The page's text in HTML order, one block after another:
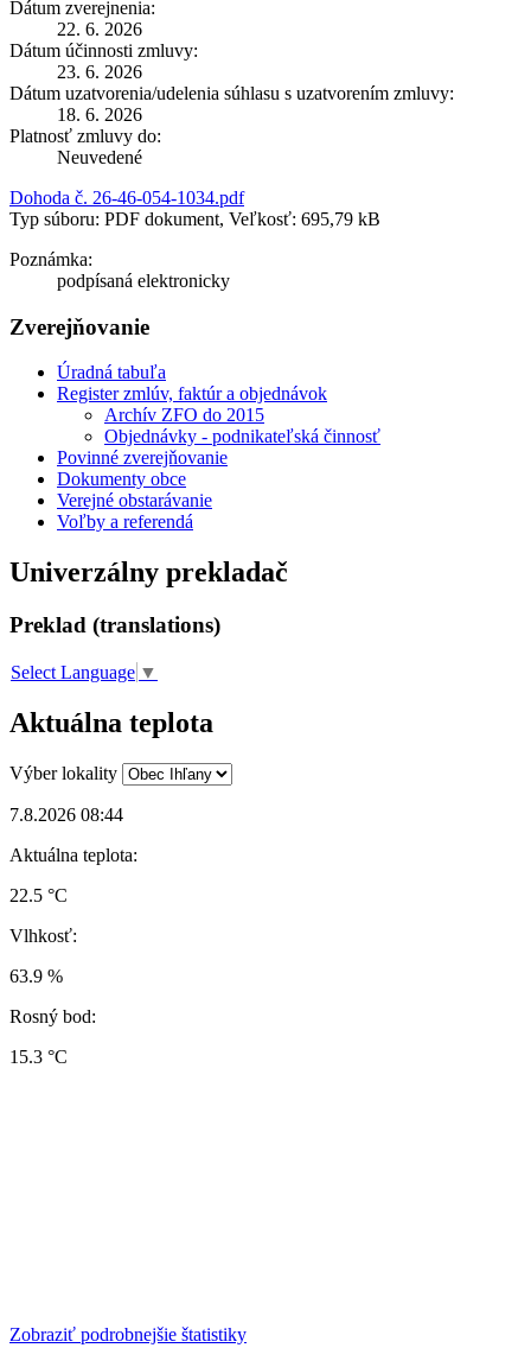
Dátum zverejnenia:
22. 6. 2026
Dátum účinnosti zmluvy:
23. 6. 2026
Dátum uzatvorenia/udelenia súhlasu s uzatvorením zmluvy:
18. 6. 2026
Platnosť zmluvy do:
Neuvedené
Dohoda č. 26-46-054-1034.pdf
Typ súboru: PDF dokument, Veľkosť: 695,79 kB
Poznámka:
podpísaná elektronicky
Zverejňovanie
Úradná tabuľa
Register zmlúv, faktúr a objednávok
Archív ZFO do 2015
Objednávky - podnikateľská činnosť
Povinné zverejňovanie
Dokumenty obce
Verejné obstarávanie
Voľby a referendá
Univerzálny prekladač
Preklad (translations)
Select Language ▼
Aktuálna teplota
Výber lokality
7.8.2026 08:44
Aktuálna teplota:
22.5 °C
Vlhkosť:
63.9 %
Rosný bod:
15.3 °C
Zobraziť podrobnejšie štatistiky